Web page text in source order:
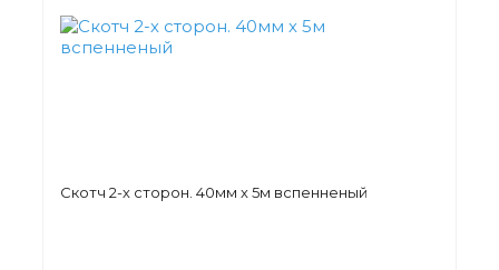
Скотч 2-х сторон. 40мм х 5м вспенненый